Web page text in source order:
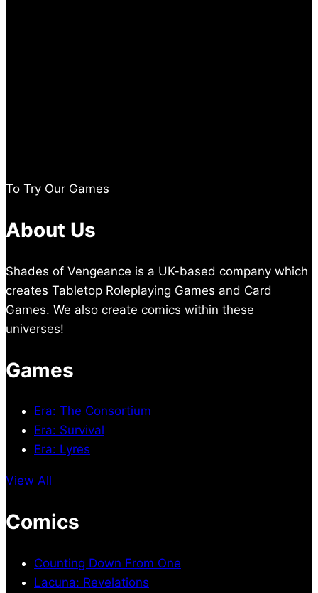
To Try Our Games
About Us
Shades of Vengeance is a UK-based company which
creates Tabletop Roleplaying Games and Card
Games. We also create comics within these
universes!
Games
Era: The Consortium
Era: Survival
Era: Lyres
View All
Comics
Counting Down From One
Lacuna: Revelations